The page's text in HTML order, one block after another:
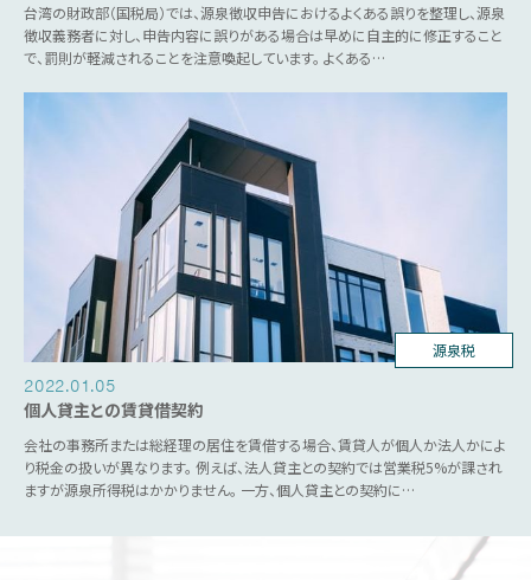
台湾の財政部（国税局）では、源泉徴収申告におけるよくある誤りを整理し、源泉
徴収義務者に対し、申告内容に誤りがある場合は早めに自主的に修正すること
で、罰則が軽減されることを注意喚起しています。 よくある…
源泉税
2022.01.05
個人貸主との賃貸借契約
会社の事務所または総経理の居住を賃借する場合、賃貸人が個人か法人かによ
り税金の扱いが異なります。 例えば、法人貸主との契約では営業税5%が課され
ますが源泉所得税はかかりません。 一方、個人貸主との契約に…